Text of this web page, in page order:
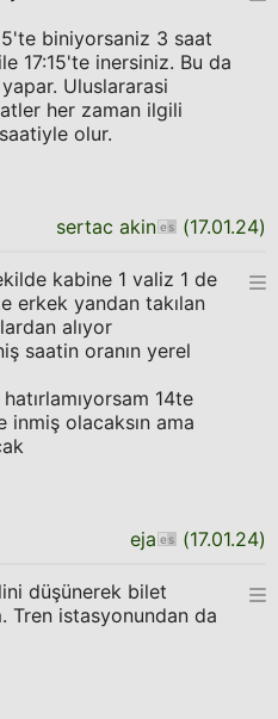
biniyorsaniz 3 saat
17:15'te inersiniz. Bu da
Uluslararasi
her zaman ilgili
olur.
sertac akin (17.01.24)
kabine 1 valiz 1 de
erkek yandan takılan
alıyor
saatin oranın yerel
14te
inmiş olacaksın ama
eja (17.01.24)
düşünerek bilet
Tren istasyonundan da